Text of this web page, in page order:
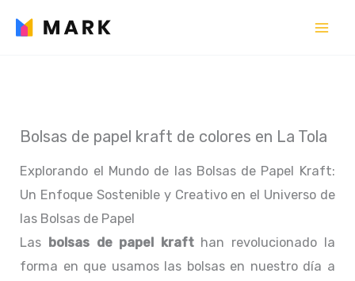
Bolsas de papel kraft de colores en La Tola
Explorando el Mundo de las Bolsas de Papel Kraft:
Un Enfoque Sostenible y Creativo en el Universo de
las Bolsas de Papel
Las bolsas de papel krafthan revolucionado la
forma en que usamos las bolsas en nuestro día a